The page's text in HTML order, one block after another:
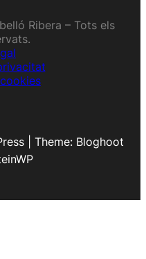
Ribera – Tots els
| Theme: Bloghoot